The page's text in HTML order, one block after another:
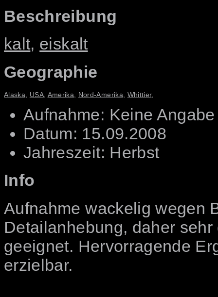
Beschreibung
kalt, eiskalt
Geographie
Alaska USA, Amerika Nord-Amerika Whittier,
Aufnahme: Keine Angabe
Datum: 15.09.2008
Jahreszeit: Herbst
Info
Aufnahme wackelig wegen
Detailanhebung, daher
geeignet. Hervorragende
erzielbar.